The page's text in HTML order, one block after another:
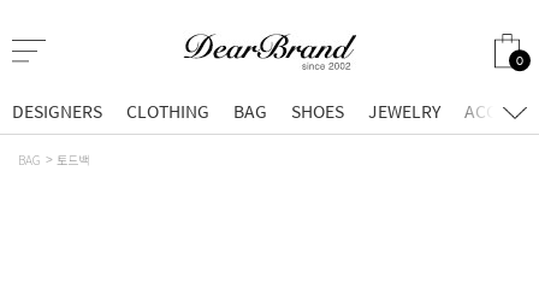
0
DESIGNERS CLOTHING BAG SHOES JEWELRY
BAG 토드백